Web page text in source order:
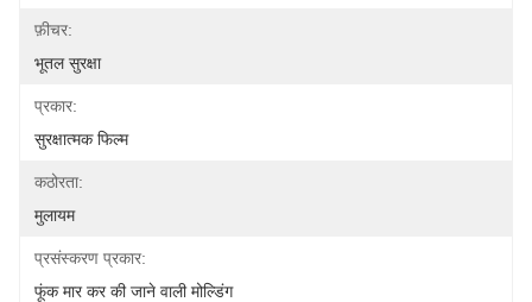
फ़ीचर:
भूतल सुरक्षा
प्रकार:
सुरक्षात्मक फिल्म
कठोरता:
मुलायम
प्रसंस्करण प्रकार:
फूंक मार कर की जाने वाली मोल्डिंग